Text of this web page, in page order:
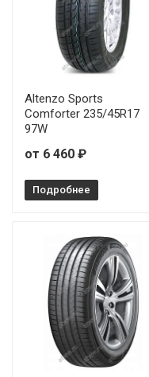
Altenzo Sports
Comforter 235/45R17
97W
от 6 460 ₽
Подробнее